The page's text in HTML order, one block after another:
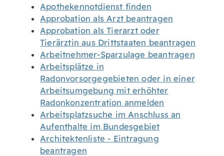
Apothekennotdienst finden
Approbation als Arzt beantragen
Approbation als Tierarzt oder
Tierärztin aus Drittstaaten beantragen
Arbeitnehmer-Sparzulage beantragen
Arbeitsplätze in
Radonvorsorgegebieten oder in einer
Arbeitsumgebung mit erhöhter
Radonkonzentration anmelden
Arbeitsplatzsuche im Anschluss an
Aufenthalte im Bundesgebiet
Architektenliste - Eintragung
beantragen